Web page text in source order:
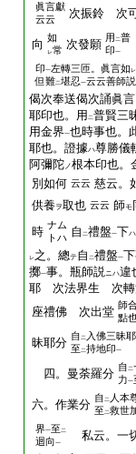
眞言獻
云云
次振鈴 次
向 如
レ常 次發願 用 二普
印一
印一左轉三匝。眞言如 レ
但難二堪忍一云云善師説
偈次奉送偈次誦眞
耶印也。用 二普賢三
用金界一也時事也。
耶也。證據ハ尊勝儀
阿彌陀ノ根本印也。
別如何 云云 慈云。
供養ヲ取也 云云 師モ
時 ナム
トハ 自 二禮盤一下
レ之。總テ自 二禮盤一
擲一事。瓶師説ニハ違
耶 次法界生 次
座禮佛 次出堂 師
點
昧耶分 自 二 入佛三昧耶
至 二持地印一
四。曼荼羅分 自 二
力一
六。作業分 自 二
人本
至 二救世
界一至 二
迴向一
私云。一